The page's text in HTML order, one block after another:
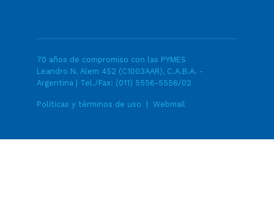
70 años de compromiso con las PYMES
Leandro N. Alem 452 (C1003AAR), C.A.B.A. -
Argentina | Tel./Fax: (011) 5556-5556/02
Políticas y términos de uso Webmail